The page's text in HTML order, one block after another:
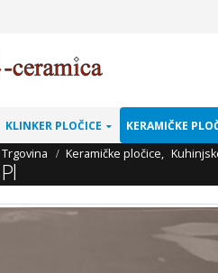
KLINKER PLOČICE KERAMIČKE
Trgovina Keramičke pločice,